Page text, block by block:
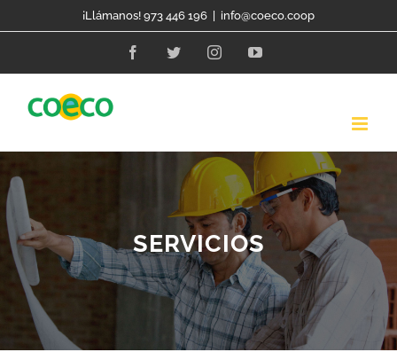
content
¡Llámanos! 973 446 196 info@coeco.coop
FacebookTwitterInstagramYouTube
SERVICIOS